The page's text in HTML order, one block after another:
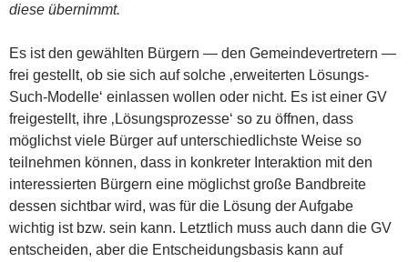
diese übernimmt.
Es ist den gewählten Bürgern — den Gemeindevertretern —
frei gestellt, ob sie sich auf solche ‚erweiterten Lösungs-
Such-Modelle‘ einlassen wollen oder nicht. Es ist einer GV
freigestellt, ihre ‚Lösungsprozesse‘ so zu öffnen, dass
möglichst viele Bürger auf unterschiedlichste Weise so
teilnehmen können, dass in konkreter Interaktion mit den
interessierten Bürgern eine möglichst große Bandbreite
dessen sichtbar wird, was für die Lösung der Aufgabe
wichtig ist bzw. sein kann. Letztlich muss auch dann die GV
entscheiden, aber die Entscheidungsbasis kann auf